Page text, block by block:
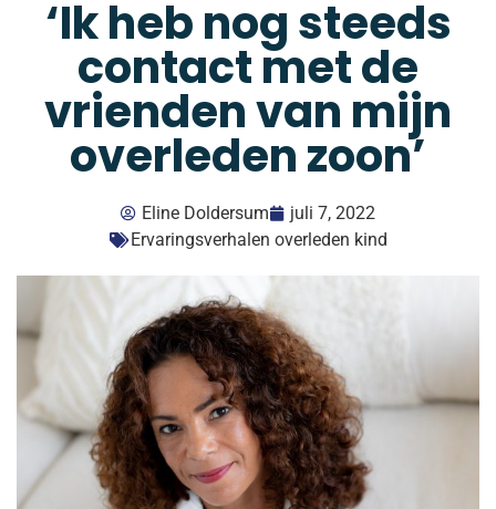
‘Ik heb nog steeds
contact met de
vrienden van mijn
overleden zoon’
Eline Doldersum
juli 7, 2022
Ervaringsverhalen overleden kind